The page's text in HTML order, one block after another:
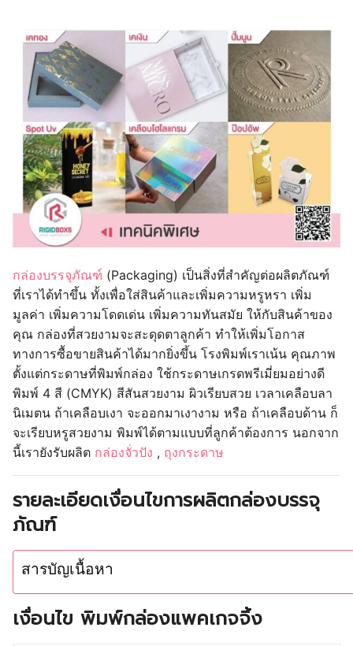
กล่องบรรจุภัณฑ์ (Packaging) เป็นสิ่งที่สำคัญต่อผลิตภัณฑ์
ที่เราได้ทำขึ้น ทั้งเพื่อใส่สินค้าและเพิ่มความหรูหรา เพิ่ม
มูลค่า เพิ่มความโดดเด่น เพิ่มความทันสมัย ให้กับสินค้าของ
คุณ กล่องที่สวยงามจะสะดุดตาลูกค้า ทำให้เพิ่มโอกาส
ทางการซื้อขายสินค้าได้มากยิ่งขึ้น โรงพิมพ์เราเน้น คุณภาพ
ตั้งแต่กระดาษที่พิมพ์กล่อง ใช้กระดาษเกรดพรีเมี่ยมอย่างดี
พิมพ์ 4 สี (CMYK) สีสันสวยงาม ผิวเรียบสวย เวลาเคลือบลา
นิเมตน ถ้าเคลือบเงา จะออกมาเงางาม หรือ ถ้าเคลือบด้าน ก็
จะเรียบหรูสวยงาม พิมพ์ได้ตามแบบที่ลูกค้าต้องการ นอกจาก
นี้เรายังรับผลิต กล่องจั่วปัง , ถุงกระดาษ
รายละเอียดเงื่อนไขการผลิตกล่องบรรจุ
ภัณฑ์
สารบัญเนื้อหา
เงื่อนไข พิมพ์กล่องแพคเกจจิ้ง